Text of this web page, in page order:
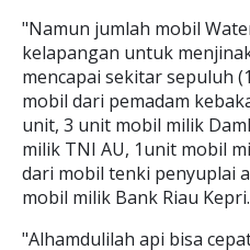
"Namun jumlah mobil
kelapangan untuk
mencapai sekitar sepuluh
mobil dari pemadam
unit, 3 unit mobil milik
milik TNI AU, 1unit mobil
dari mobil tenki penyuplai
mobil milik Bank Riau
"Alhamdulilah api bisa